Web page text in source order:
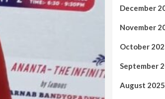
December
November
October
September
August 2025